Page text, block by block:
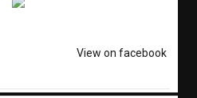
View on facebook